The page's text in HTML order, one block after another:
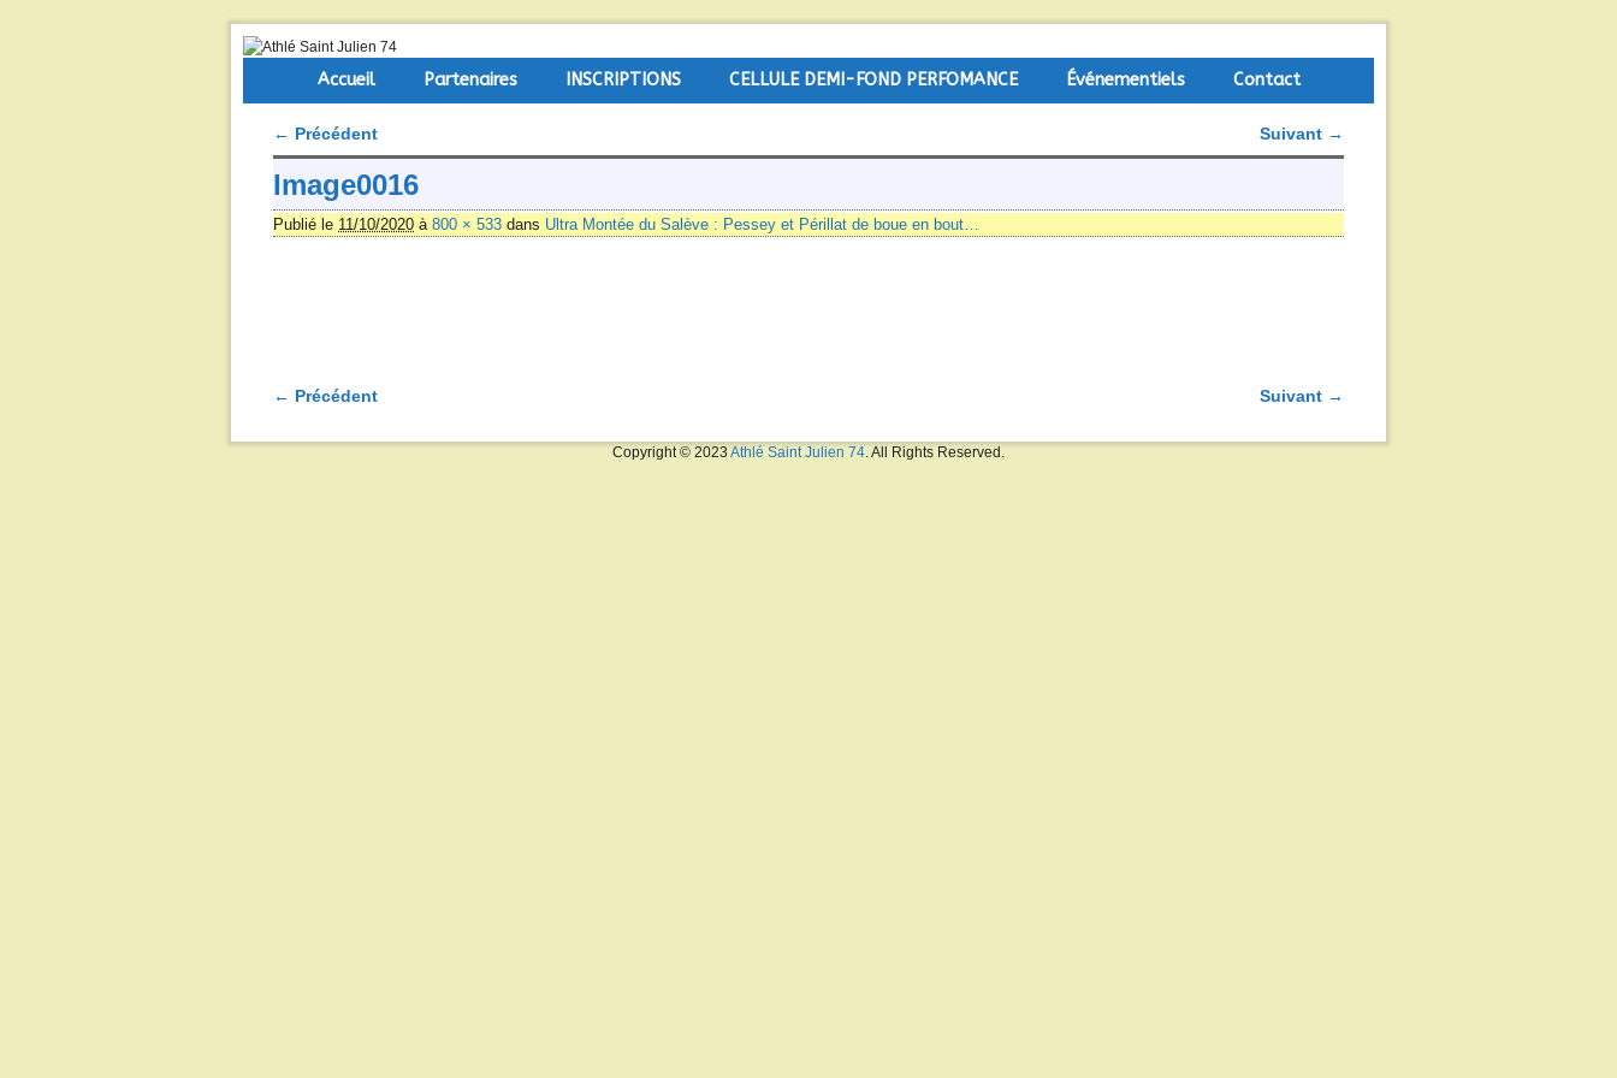
Skip to primary content
Aller au contenu secondaire
Accueil Partenaires INSCRIPTIONS CELLULE DEMI-FOND PERFOMANCE Événementiels Contact
Navigation des images
← Précédent Suivant →
Image0016
Publié le 11/10/2020 à 800 × 533 dans Ultra Montée du Salève : Pessey et Périllat de boue en bout…
Navigation des images
← Précédent Suivant →
Copyright © 2023 Athlé Saint Julien 74 . All Rights Reserved.